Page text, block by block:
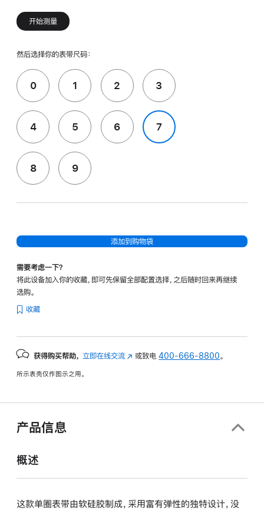
开始测量
然后选择你的表带尺码：
0 1 2 3
4 5 6 7
8 9
添加到购物袋
需要考虑一下？
将此设备加入你的收藏，即可先保留全部配置选择，之后随时回来再继续
选购。
收藏
获得购买帮助， 立即在线交流 (在
中
或致电400-666-8800 。
所示表壳仅作图示之用。
产品信息
概述
这款单圈表带由软硅胶制成，采用富有弹性的独特设计，没